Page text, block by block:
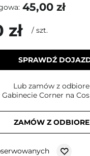
45,00 zł
zł / szt.
SPRAWDŹ
Lub zamów z
Gabinecie Corner na
ZAMÓW Z